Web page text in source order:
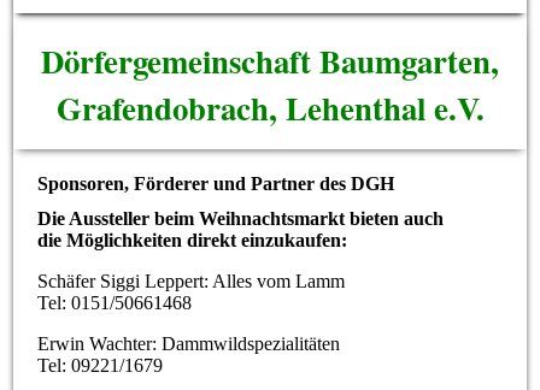
Dörfergemeinschaft Baumgarten,
Grafendobrach, Lehenthal e.V.
Sponsoren, Förderer und Partner des DGH
Die Aussteller beim Weihnachtsmarkt bieten auch
die Möglichkeiten direkt einzukaufen:
Schäfer Siggi Leppert: Alles vom Lamm
Tel: 0151/50661468
Erwin Wachter: Dammwildspezialitäten
Tel: 09221/1679